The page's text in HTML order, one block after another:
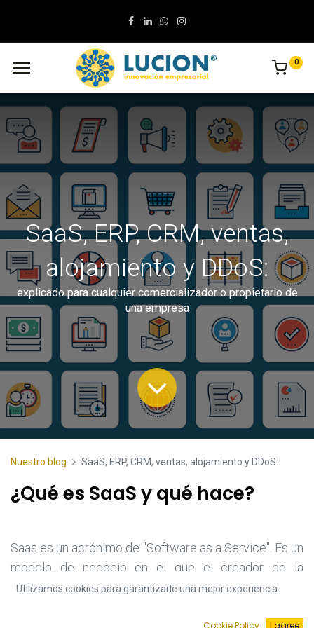
0
SaaS, ERP, CRM, ventas,
alojamiento y DDoS:
explicado para cualquier comercializador o propietario de
una empresa
Nuestro blog SaaS, ERP, CRM, ventas, alojamiento y DDoS:
¿Qué es SaaS y qué hace?
Saas es un acrónimo de "Software as a Service". Es un
modelo de negocio en el que el creador de la
aplicación proporciona el software a los usuarios
Utilizamos cookies para garantizarle una mejor experiencia.
Cookie Policy I agree